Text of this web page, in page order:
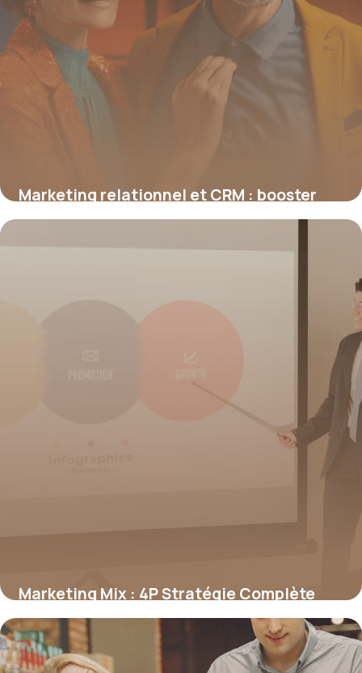
Marketing relationnel et CRM : booster
durablement l’engagement client
19 juin 2026
Marketing Mix : 4P Stratégie Complète
2026
19 juin 2026